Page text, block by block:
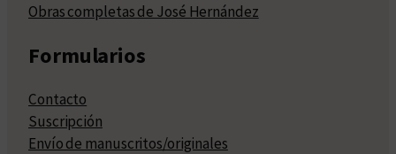
Obras completas de José Hernández
Formularios
Contacto
Suscripción
Envío de manuscritos/originales